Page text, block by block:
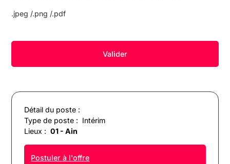
Détail du poste :
Type de poste : Intérim
Lieux : 01 - Ain
Postuler à l'offre
.jpeg /.png /.pdf